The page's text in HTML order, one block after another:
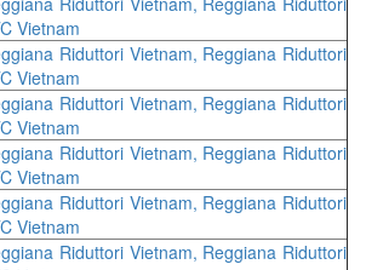
Vietnam
Riduttori Vietnam, Reggiana Riduttori
Vietnam
Riduttori Vietnam, Reggiana Riduttori
Vietnam
Riduttori Vietnam, Reggiana Riduttori
Vietnam
Riduttori Vietnam, Reggiana Riduttori
Vietnam
Riduttori Vietnam, Reggiana Riduttori